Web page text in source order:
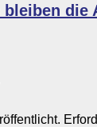
die